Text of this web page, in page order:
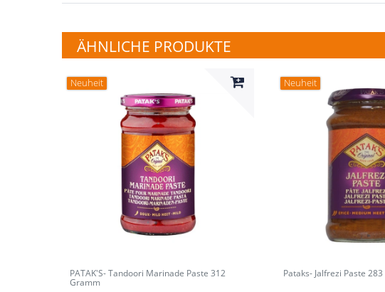
ÄHNLICHE PRODUKTE
Neuheit
PATAK'S- Tandoori Marinade Paste 312
Gramm
Neuheit
Pataks- Jalfrezi Paste